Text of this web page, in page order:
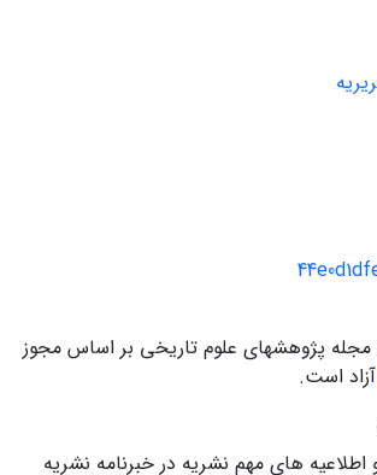
پژوهشهای علوم تاریخی بر اساس مجوز
آزاد است.
اطلاعیه های مهم نشریه در خبرنامه نشریه